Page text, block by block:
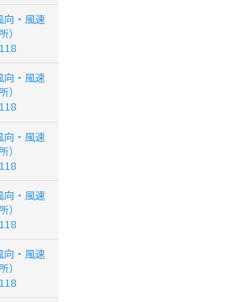
向・風速
）
向・風速
）
向・風速
）
向・風速
）
向・風速
）